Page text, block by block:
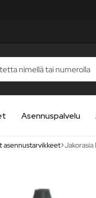
Asennuspalvelu
asennustarvikkeet